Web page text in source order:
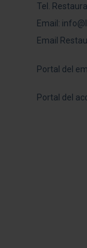
Tel.
Email:
Email
Portal del
Portal del